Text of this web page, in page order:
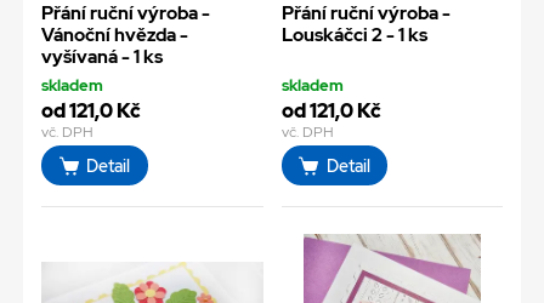
Přání ruční výroba -
Vánoční hvězda -
vyšívaná - 1 ks
skladem
od 121,0 Kč
vč. DPH
Detail
Přání ruční výroba -
Louskáčci 2 - 1 ks
skladem
od 121,0 Kč
vč. DPH
Detail